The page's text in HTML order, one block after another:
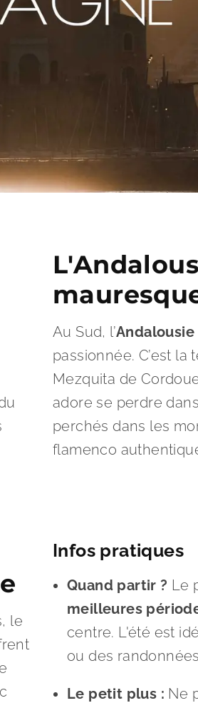
le
Au Sud, l’Andalousie
passionnée. C’est la
Mezquita de
adore se perdre
perchés dans les
flamenco
Infos pratiques
Quand partir ? Le
meilleures
centre. L'été est
ou des
Le petit plus : Ne